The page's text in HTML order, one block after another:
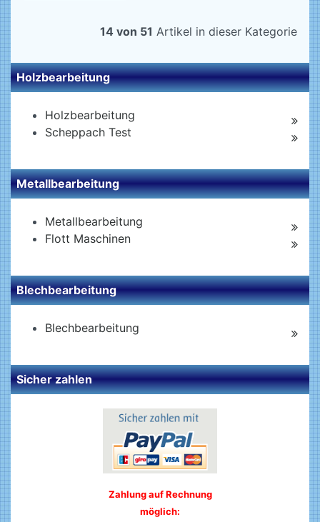
14 von 51 Artikel in dieser Kategorie
Holzbearbeitung
Holzbearbeitung
Scheppach Test
Metallbearbeitung
Metallbearbeitung
Flott Maschinen
Blechbearbeitung
Blechbearbeitung
Sicher zahlen
Zahlung auf Rechnung
möglich: